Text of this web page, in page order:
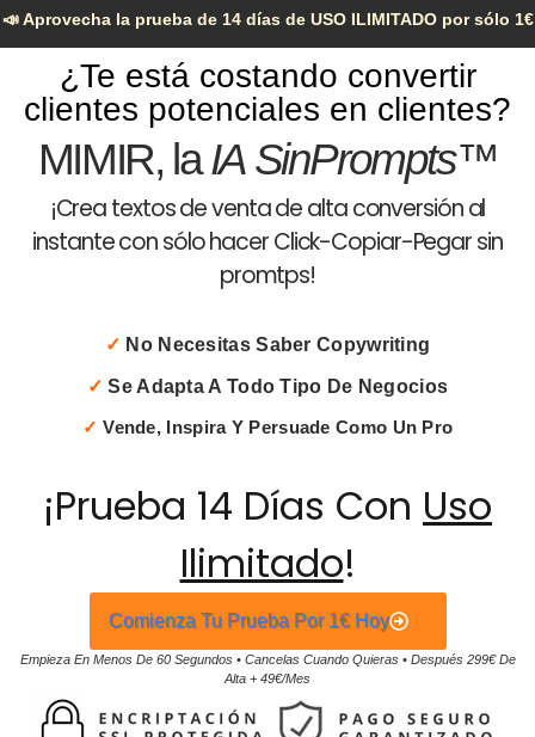
📣 Aprovecha la prueba de 14 días de USO ILIMITADO por sólo 1€
¿Te está costando convertir
clientes potenciales en clientes?
MIMIR, laIA SinPrompts™
¡Crea textos de venta de alta conversión al
instante con sólo hacer Click-Copiar-Pegar sin
promtps!
✓ No Necesitas Saber Copywriting
✓ Se Adapta A Todo Tipo De Negocios
✓ Vende, Inspira Y Persuade Como Un Pro
¡Prueba 14 Días Con Uso
Ilimitado!
Comienza Tu Prueba Por 1€ Hoy
Empieza En Menos De 60 Segundos • Cancelas Cuando Quieras • Después 299€ De
Alta + 49€/mes